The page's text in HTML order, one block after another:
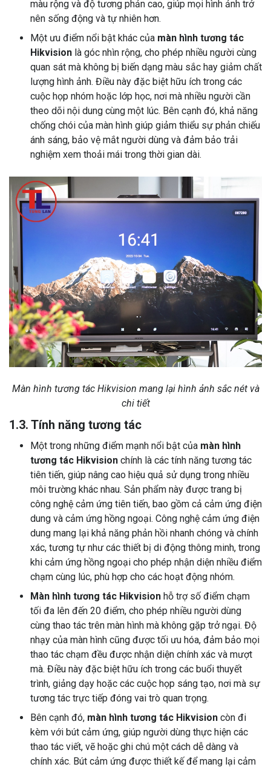
màu rộng và độ tương phản cao, giúp mọi hình ảnh trở
nên sống động và tự nhiên hơn.
Một ưu điểm nổi bật khác của màn hình tương tác
Hikvision là góc nhìn rộng, cho phép nhiều người cùng
quan sát mà không bị biến dạng màu sắc hay giảm chất
lượng hình ảnh. Điều này đặc biệt hữu ích trong các
cuộc họp nhóm hoặc lớp học, nơi mà nhiều người cần
theo dõi nội dung cùng một lúc. Bên cạnh đó, khả năng
chống chói của màn hình giúp giảm thiểu sự phản chiếu
ánh sáng, bảo vệ mắt người dùng và đảm bảo trải
nghiệm xem thoải mái trong thời gian dài.
Màn hình tương tác Hikvision mang lại hình ảnh sắc nét và
chi tiết
1.3. Tính năng tương tác
Một trong những điểm mạnh nổi bật của màn hình
tương tác Hikvision chính là các tính năng tương tác
tiên tiến, giúp nâng cao hiệu quả sử dụng trong nhiều
môi trường khác nhau. Sản phẩm này được trang bị
công nghệ cảm ứng tiên tiến, bao gồm cả cảm ứng điện
dung và cảm ứng hồng ngoại. Công nghệ cảm ứng điện
dung mang lại khả năng phản hồi nhanh chóng và chính
xác, tương tự như các thiết bị di động thông minh, trong
khi cảm ứng hồng ngoại cho phép nhận diện nhiều điểm
chạm cùng lúc, phù hợp cho các hoạt động nhóm.
Màn hình tương tác Hikvision hỗ trợ số điểm chạm
tối đa lên đến 20 điểm, cho phép nhiều người dùng
cùng thao tác trên màn hình mà không gặp trở ngại. Độ
nhạy của màn hình cũng được tối ưu hóa, đảm bảo mọi
thao tác chạm đều được nhận diện chính xác và mượt
mà. Điều này đặc biệt hữu ích trong các buổi thuyết
trình, giảng dạy hoặc các cuộc họp sáng tạo, nơi mà sự
tương tác trực tiếp đóng vai trò quan trọng.
Bên cạnh đó, màn hình tương tác Hikvision còn đi
kèm với bút cảm ứng, giúp người dùng thực hiện các
thao tác viết, vẽ hoặc ghi chú một cách dễ dàng và
chính xác. Bút cảm ứng được thiết kế để mang lại cảm